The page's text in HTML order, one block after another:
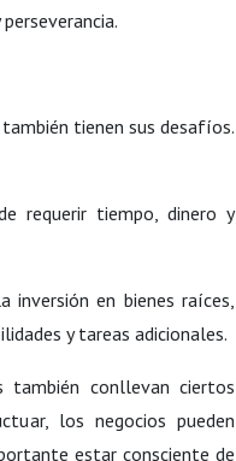
tienen sus desafíos.
requerir tiempo, dinero y
inversión en bienes raíces,
y tareas adicionales.
también conllevan ciertos
los negocios pueden
estar consciente de